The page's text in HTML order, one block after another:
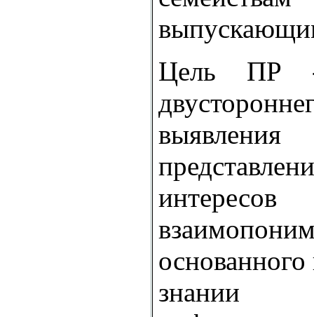
Цель ПР -
основанного